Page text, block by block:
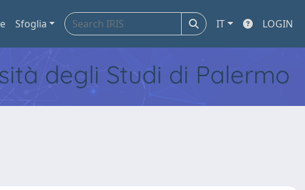
Sfoglia IT LOGIN
degli Studi di Palermo